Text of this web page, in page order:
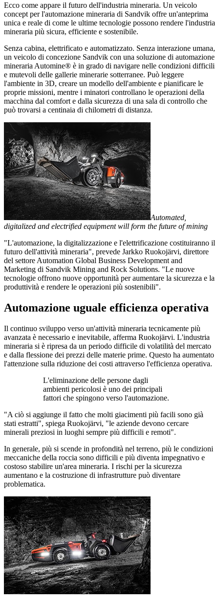
Ecco come appare il futuro dell'industria mineraria. Un veicolo
concept per l'automazione mineraria di Sandvik offre un'anteprima
unica e reale di come le ultime tecnologie possono rendere l'industria
mineraria più sicura, efficiente e sostenibile.
Senza cabina, elettrificato e automatizzato. Senza interazione umana,
un veicolo di concezione Sandvik con una soluzione di automazione
mineraria Automine® è in grado di navigare nelle condizioni difficili
e mutevoli delle gallerie minerarie sotterranee. Può leggere
l'ambiente in 3D, creare un modello dell'ambiente e pianificare le
proprie missioni, mentre i minatori controllano le operazioni della
macchina dal comfort e dalla sicurezza di una sala di controllo che
può trovarsi a centinaia di chilometri di distanza.
Automated,
digitalized and electrified equipment will form the future of mining
"L'automazione, la digitalizzazione e l'elettrificazione costituiranno il
futuro dell'attività mineraria", prevede Jarkko Ruokojärvi, direttore
del settore Automation Global Business Development and
Marketing di Sandvik Mining and Rock Solutions. "Le nuove
tecnologie offrono nuove opportunità per aumentare la sicurezza e la
produttività e rendere le operazioni più sostenibili".
Automazione uguale efficienza operativa
Il continuo sviluppo verso un'attività mineraria tecnicamente più
avanzata è necessario e inevitabile, afferma Ruokojärvi. L'industria
mineraria si è ripresa da un periodo difficile di volatilità del mercato
e dalla flessione dei prezzi delle materie prime. Questo ha aumentato
l'attenzione sulla riduzione dei costi attraverso l'efficienza operativa.
L'eliminazione delle persone dagli
ambienti pericolosi è uno dei principali
fattori che spingono verso l'automazione.
"A ciò si aggiunge il fatto che molti giacimenti più facili sono già
stati estratti", spiega Ruokojärvi, "le aziende devono cercare
minerali preziosi in luoghi sempre più difficili e remoti".
In generale, più si scende in profondità nel terreno, più le condizioni
meccaniche della roccia sono difficili e più diventa impegnativo e
costoso stabilire un'area mineraria. I rischi per la sicurezza
aumentano e la costruzione di infrastrutture può diventare
problematica.